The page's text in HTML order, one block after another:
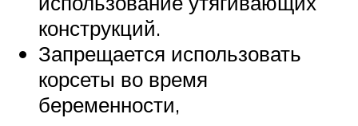
конструкций.
Запрещается использовать
корсеты во время
беременности,